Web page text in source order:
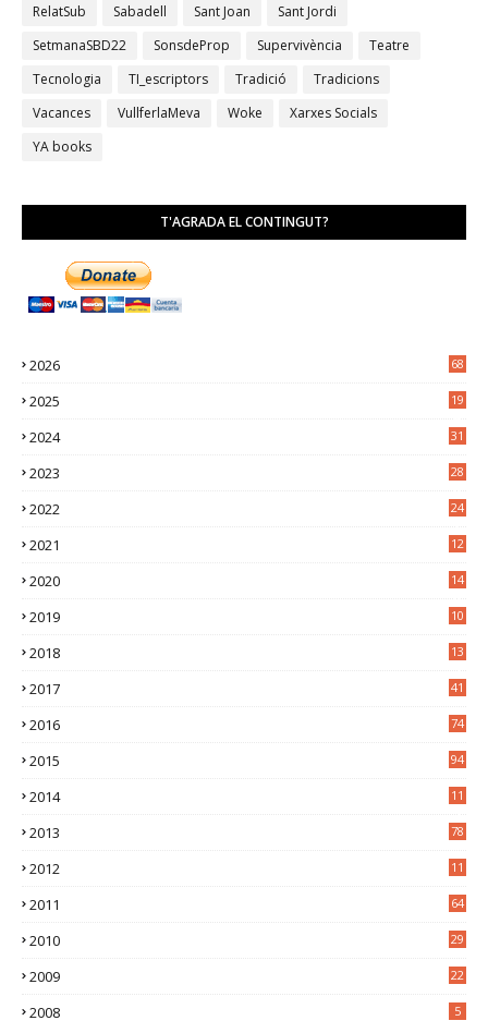
RelatSub
Sabadell Sant Joan
Sant Jordi
SetmanaSBD22
SonsdeProp Supervivència
Teatre
Tecnologia
TI_escriptors Tradició
Tradicions
Vacances
VullferlaMeva Woke
Xarxes Socials
YA books
T'AGRADA EL CONTINGUT?
2026 68
2025
19
2024
31
2023
28
2022
24
2021
12
2020
14
2019
10
2018
13
2017 41
2016 74
2015 94
2014
11
2013 78
2012
11
2011 64
2010 29
2009 22
2008 5